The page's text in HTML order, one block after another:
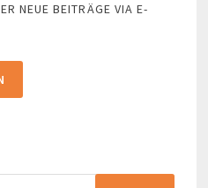
NEUE BEITRÄGE VIA E-